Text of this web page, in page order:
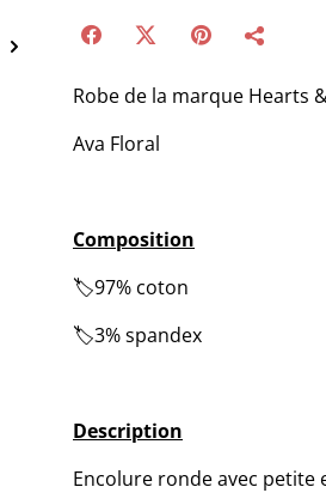
Robe de la marque Hearts
Ava Floral
Composition
🏷️97% coton
🏷️3% spandex
Description
Encolure ronde avec petite